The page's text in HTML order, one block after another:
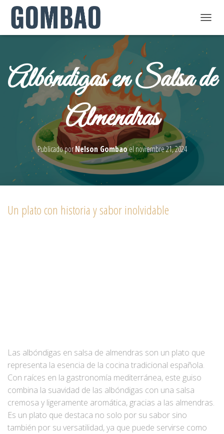
M
B
I
D
Albóndigas en Salsa de
Almendras
Publicado porNelson Gombaoelnoviembre 21, 2024
Un plato con historia y sabor inolvidable
Las albóndigas en salsa de almendras son un plato que
representa la esencia de la cocina tradicional española.
Con raíces en la gastronomía mediterránea, este guiso
combina la suavidad de las albóndigas con una salsa
cremosa y ligeramente aromática, gracias a las almendras.
Es un plato que destaca no solo por su sabor sino
también por su versatilidad, ya que puede servirse como